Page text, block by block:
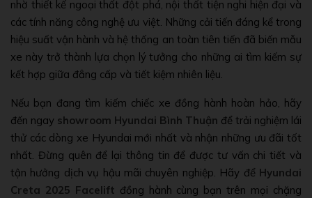
nhờ thiết kế ngoại thất đột phá, nội thất tiện nghi hiện đại và
các tính năng công nghệ ưu việt. Những cải tiến đáng kể trong
hiệu suất vận hành và hệ thống an toàn tiên tiến đã biến mẫu
xe này trở thành lựa chọn lý tưởng cho những ai tìm kiếm sự
kết hợp giữa đẳng cấp và tiết kiệm nhiên liệu.
Nếu bạn đang tìm kiếm chiếc xe đồng hành hoàn hảo, hãy
đến ngay showroom Hyundai Bình Thuận để trải nghiệm lái
thử các dòng xe Hyundai mới nhất và nhận những ưu đãi tốt
nhất. Đừng quên để lại thông tin để được tư vấn chi tiết và
tận hưởng dịch vụ hậu mãi chuyên nghiệp. Hãy để Hyundai
Creta 2025 Facelift đồng hành cùng bạn trên mọi chặng